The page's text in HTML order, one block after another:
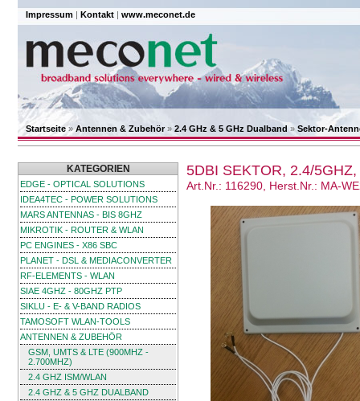
Impressum | Kontakt | www.meconet.de
Startseite»Antennen & Zubehör » 2.4 GHz & 5 GHz Dualband» Sektor-
KATEGORIEN
EDGE - OPTICAL SOLUTIONS
IDEA4TEC - POWER SOLUTIONS
MARS ANTENNAS - BIS 8GHZ
MIKROTIK - ROUTER & WLAN
PC ENGINES - X86 SBC
PLANET - DSL & MEDIACONVERTER
RF-ELEMENTS - WLAN
SIAE 4GHZ - 80GHZ PTP
SIKLU - E- & V-BAND RADIOS
TAMOSOFT WLAN-TOOLS
ANTENNEN & ZUBEHÖR
GSM, UMTS & LTE (900MHZ -
2.700MHZ)
2.4 GHZ ISM/WLAN
2.4 GHZ & 5 GHZ DUALBAND
5DBI SEKTOR, 2.4/
Art.Nr.: 116290, Herst.Nr.: MA-